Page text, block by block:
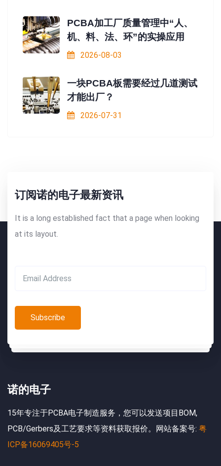
PCBA加工厂质量管理中“人、
机、料、法、环”的实操应用
2026-08-03
一块PCBA板需要经过几道测试
才能出厂？
2026-07-31
订阅诺的电子最新资讯
It is a long established fact that a page when looking
at its layout.
诺的电子
15年专注于PCBA电子制造服务，您可以发送项目BOM,
PCB/Gerbers及工艺要求等资料获取报价。网站备案号: 粤
ICP备16069405号-5